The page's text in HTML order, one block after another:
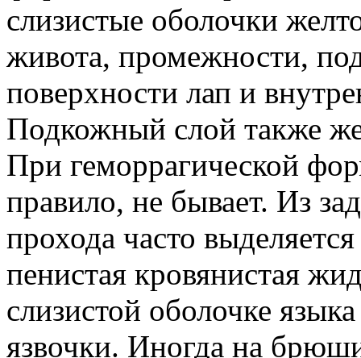
слизистые оболочки
живота, промежности,
поверхности лап и
Подкожный слой также
При геморрагической
правило, не бывает. Из
прохода часто
пенистая кровянистая
слизистой оболочке
язвочки. Иногда на